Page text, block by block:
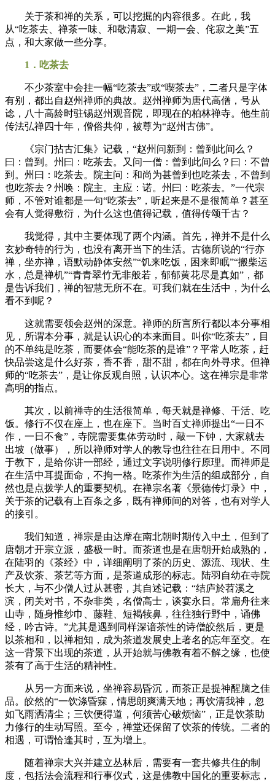
关于茶和禅的关系，可以挖掘的内容很多。在此，我
从“吃茶去、禅茶一味、和敬清寂、一期一会、侘寂之美”五
点，和大家做一些分享。
1．吃茶去
不少茶室中会挂一幅“吃茶去”或“喫茶去”，二者只是字体
有别，都出自赵州禅师的典故。赵州禅师为唐代高僧，号从
谂，八十高龄时驻锡赵州观音院，即现在的柏林禅寺。他生前
传法弘禅四十年，僧俗共仰，被尊为“赵州古佛”。
《宗门拈古汇集》记载，“赵州问新到：曾到此间么？
曰：曾到。州曰：吃茶去。又问一僧：曾到此间么？曰：不曾
到。州曰：吃茶去。院主问：和尚为甚曾到也吃茶去，不曾到
也吃茶去？州唤：院主。主应：诺。州曰：吃茶去。”一代宗
师，不管对谁都是一句“吃茶去”，听起来是不是很简单？甚至
会有人觉得敷衍，为什么这也值得记载，值得传颂千古？
我觉得，其中主要体现了两个内涵。首先，禅并不是什么
玄妙奇特的行为，也没有离开当下的生活。古德所说的“行亦
禅，坐亦禅，语默动静体安然”“饥来吃饭，困来即眠”“搬柴运
水，总是禅机”“青青翠竹无非般若，郁郁黄花尽是真如”，都
是告诉我们，禅的智慧无所不在。可我们就在生活中，为什么
看不到呢？
这就需要领会赵州的深意。禅师的所言所行都以本分事相
见，所谓本分事，就是认识心的本来面目。叫你“吃茶去”，目
的不单纯是吃茶，而要体会“能吃茶的是谁”？平常人吃茶，赶
快品尝这是什么好茶，香不香，甜不甜，都在向外寻求。但禅
师的“吃茶去”，是让你反观自照，认识本心。这在禅宗是非常
高明的指点。
其次，以前禅寺的生活很简单，每天就是禅修、干活、吃
饭。修行不仅在座上，也在座下。当时百丈禅师提出“一日不
作，一日不食”，寺院需要集体劳动时，敲一下钟，大家就去
出坡（做事），所以禅师对学人的教导也往往在日用中。不同
于教下，是给你讲一部经，通过文字说明修行原理。而禅师是
在生活中耳提面命，不拘一格。吃茶作为生活的组成部分，自
然也是点拨学人的重要契机。在禅宗名著《景德传灯录》中，
关于茶的记载有上百条之多，既有禅师间的对答，也有对学人
的接引。
我们知道，禅宗是由达摩在南北朝时期传入中土，但到了
唐朝才开宗立派，盛极一时。而茶道也是在唐朝开始成熟的，
在陆羽的《茶经》中，详细阐明了茶的历史、源流、现状、生
产及饮茶、茶艺等方面，是茶道成形的标志。陆羽自幼在寺院
长大，与不少僧人过从甚密，其自述记载：“结庐於苕溪之
滨，闭关对书，不杂非类，名僧高士，谈宴永日。常扁舟往来
山寺，随身惟纱巾、藤鞋、短褐犊鼻，往往独行野中，诵佛
经，吟古诗。”尤其是遇到同样深谙茶性的诗僧皎然后，更是
以茶相和，以禅相知，成为茶道发展史上著名的忘年至交。在
这一背景下出现的茶道，从开始就与佛教有着不解之缘，也使
茶有了高于生活的精神性。
从另一方面来说，坐禅容易昏沉，而茶正是提神醒脑之佳
品。皎然的“一饮涤昏寐，情思朗爽满天地；再饮清我神，忽
如飞雨洒清尘；三饮便得道，何须苦心破烦恼”，正是饮茶助
力修行的生动写照。至今，禅堂还保留了饮茶的传统。二者的
相遇，可谓恰逢其时，互为增上。
随着禅宗大兴并建立丛林后，需要有一套共修共住的制
度，包括法会流程和行事仪式，这是佛教中国化的重要标志，